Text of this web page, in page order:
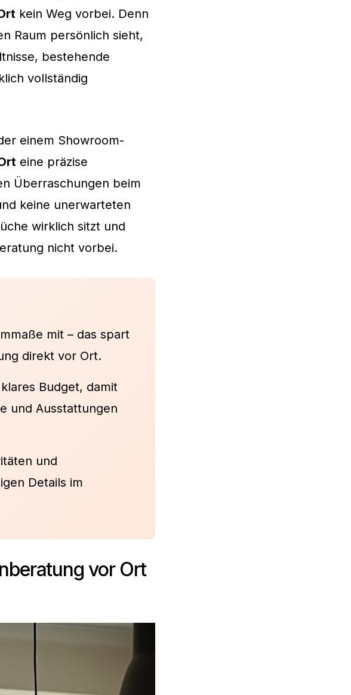
kein Weg vorbei. Denn
Raum persönlich sieht,
bestehende
vollständig
einem Showroom-
eine präzise
Überraschungen beim
keine unerwarteten
wirklich sitzt und
nicht vorbei.
mit – das spart
direkt vor Ort.
Budget, damit
und Ausstattungen
und
Details im
vor Ort